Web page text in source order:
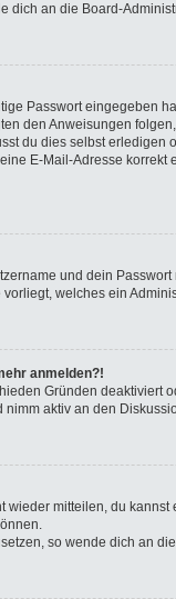
dich an die Board-
Passwort eingegeben
den Anweisungen
du dies selbst
E-Mail-Adresse
und dein
welches ein
anmelden?!
Gründen
aktiv an den
mitteilen, du
so wende dich an